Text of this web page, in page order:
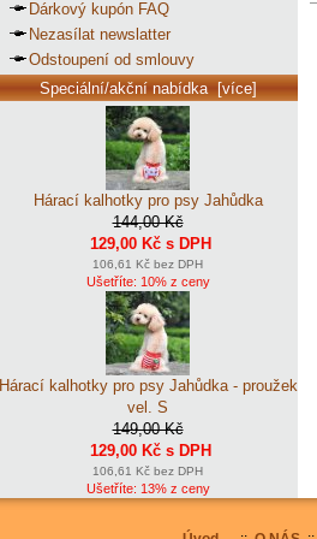
Dárkový kupón FAQ
Nezasílat newslatter
Odstoupení od smlouvy
Speciální/akční nabídka [více]
Hárací kalhotky pro psy Jahůdka
144,00 Kč
129,00 Kč s DPH
106,61 Kč bez DPH
Ušetříte: 10% z ceny
Hárací kalhotky pro psy Jahůdka - proužek
vel. S
149,00 Kč
129,00 Kč s DPH
106,61 Kč bez DPH
Ušetříte: 13% z ceny